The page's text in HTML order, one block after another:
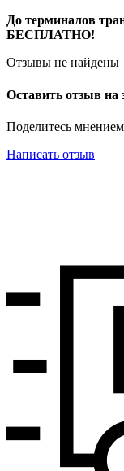
До терминалов
БЕСПЛАТНО!
Отзывы не найдены
Оставить отзыв на
Поделитесь
Написать отзыв